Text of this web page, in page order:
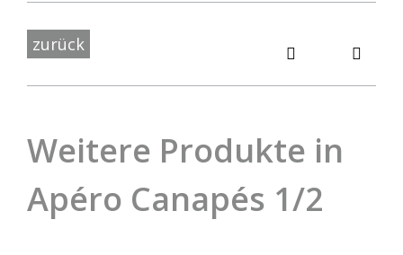
zurück
Weitere Produkte in
Apéro Canapés 1/2